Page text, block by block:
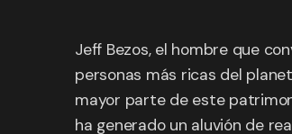
Jeff Bezos, el hombre que
personas más ricas del
mayor parte de este
ha generado un aluvión de